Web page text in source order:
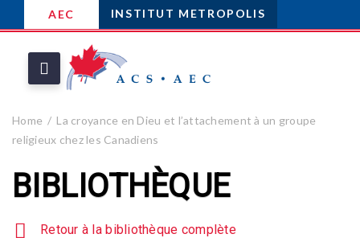
AEC INSTITUT METROPOLIS
Home
La croyance en Dieu et l’attachement à un groupe
religieux chez les Canadiens
BIBLIOTHÈQUE
Retour à la bibliothèque complète